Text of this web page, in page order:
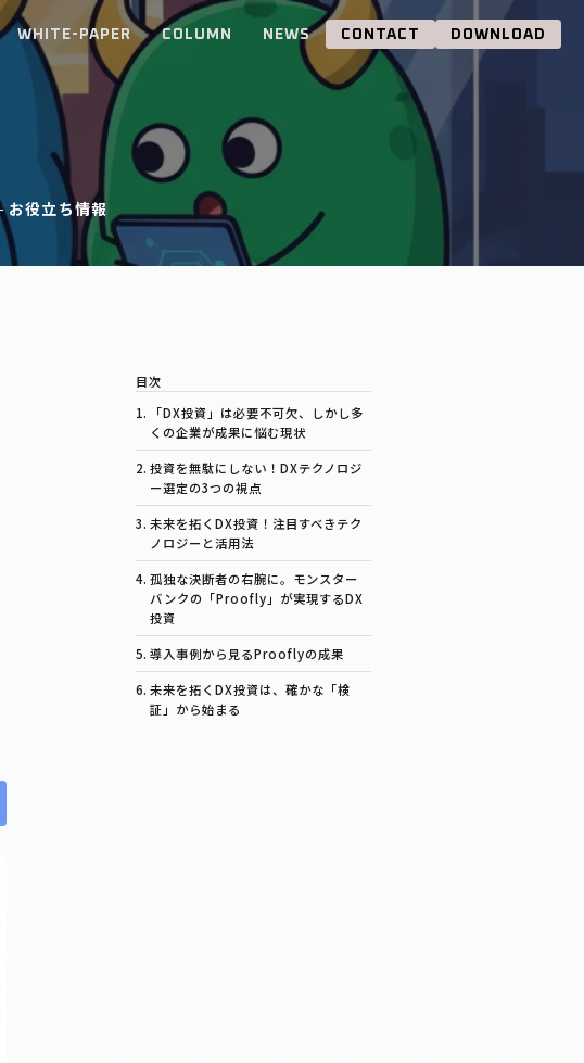
WHITE-PAPER COLUMN NEWS CONTACT DOWNLOAD
お役立ち情報
「DX投資」は必要不可欠、しかし多
くの企業が成果に悩む現状
投資を無駄にしない！DXテクノロジ
ー選定の3つの視点
未来を拓くDX投資！注目すべきテク
ノロジーと活用法
孤独な決断者の右腕に。モンスター
バンクの「Proofly」が実現するDX
投資
導入事例から見るProoflyの成果
未来を拓くDX投資は、確かな「検
証」から始まる